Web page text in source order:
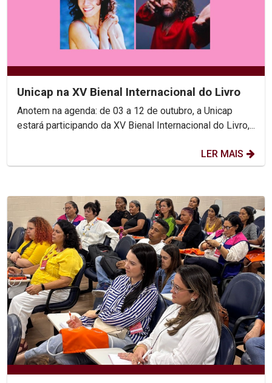
Unicap na XV Bienal Internacional do Livro
Anotem na agenda: de 03 a 12 de outubro, a Unicap
estará participando da XV Bienal Internacional do Livro,...
LER MAIS